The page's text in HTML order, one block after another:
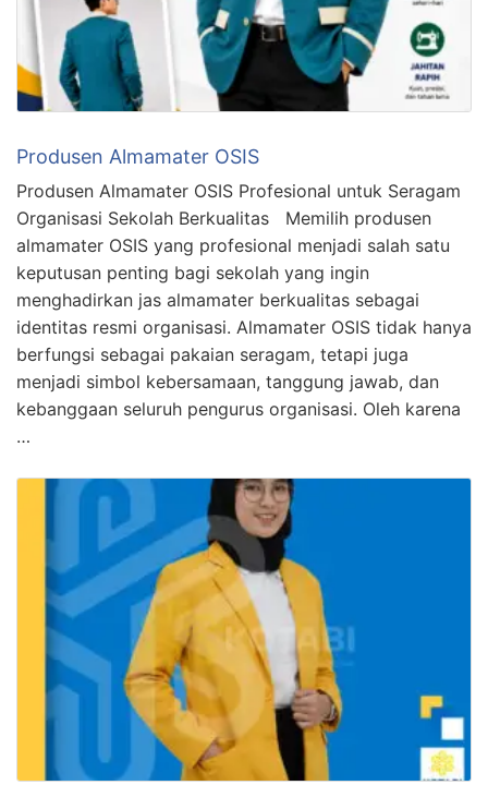
Produsen Almamater OSIS
Produsen Almamater OSIS Profesional untuk Seragam
Organisasi Sekolah Berkualitas Memilih produsen
almamater OSIS yang profesional menjadi salah satu
keputusan penting bagi sekolah yang ingin
menghadirkan jas almamater berkualitas sebagai
identitas resmi organisasi. Almamater OSIS tidak hanya
berfungsi sebagai pakaian seragam, tetapi juga
menjadi simbol kebersamaan, tanggung jawab, dan
kebanggaan seluruh pengurus organisasi. Oleh karena
…